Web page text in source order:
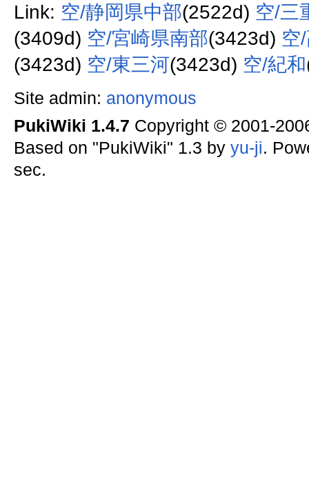
Link: 空/静岡県中部(2522d) 空/三
(3409d) 空/宮崎県南部(3423d) 空
(3423d) 空/東三河(3423d) 空/紀和
Site admin: anonymous
PukiWiki 1.4.7 Copyright © 2001-
Based on "PukiWiki" 1.3 by yu-ji.
sec.